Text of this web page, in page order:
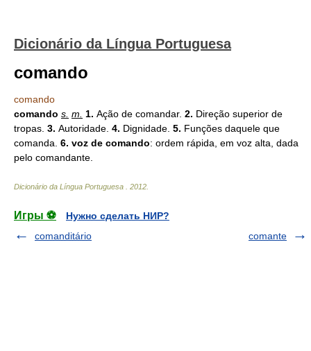
Dicionário da Língua Portuguesa
comando
comando
comando s. m. 1. Ação de comandar. 2. Direção superior de
tropas. 3. Autoridade. 4. Dignidade. 5. Funções daquele que
comanda. 6. voz de comando: ordem rápida, em voz alta, dada
pelo comandante.
Dicionário da Língua Portuguesa 2012
Игры ⚽
Нужно сделать НИР?
comanditário
comante